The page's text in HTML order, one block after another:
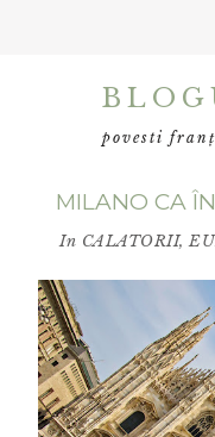
povesti
MILANO CA
In CALATORII,